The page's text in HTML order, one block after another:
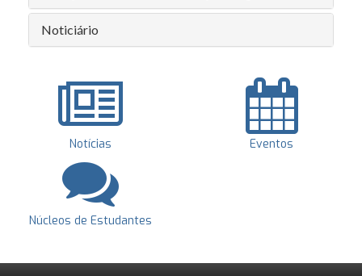
Noticiário
Notícias Eventos
Núcleos de Estudantes